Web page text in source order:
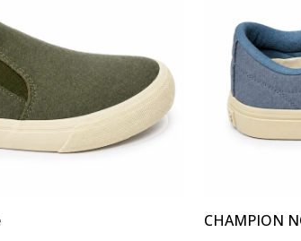
CHAMPION